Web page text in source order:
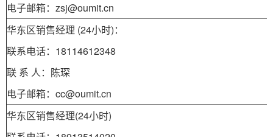
电子邮箱：zsj@oumit.cn
华东区销售经理 (24小时)：
联系电话：18114612348
联 系 人：陈琛
电子邮箱：cc@oumit.cn
华东区销售经理(24小时)